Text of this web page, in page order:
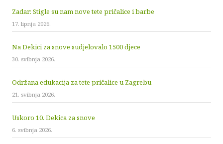
Zadar: Stigle su nam nove tete pričalice i barbe
17. lipnja 2026.
Na Dekici za snove sudjelovalo 1500 djece
30. svibnja 2026.
Održana edukacija za tete pričalice u Zagrebu
21. svibnja 2026.
Uskoro 10. Dekica za snove
6. svibnja 2026.